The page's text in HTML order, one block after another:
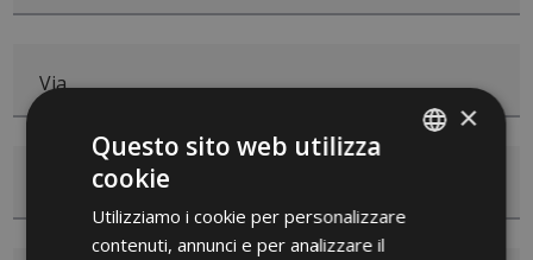
Via
GERMAN
×
Questo sito web utilizza
cookie
Utilizziamo i cookie per personalizzare
contenuti, annunci e per analizzare il